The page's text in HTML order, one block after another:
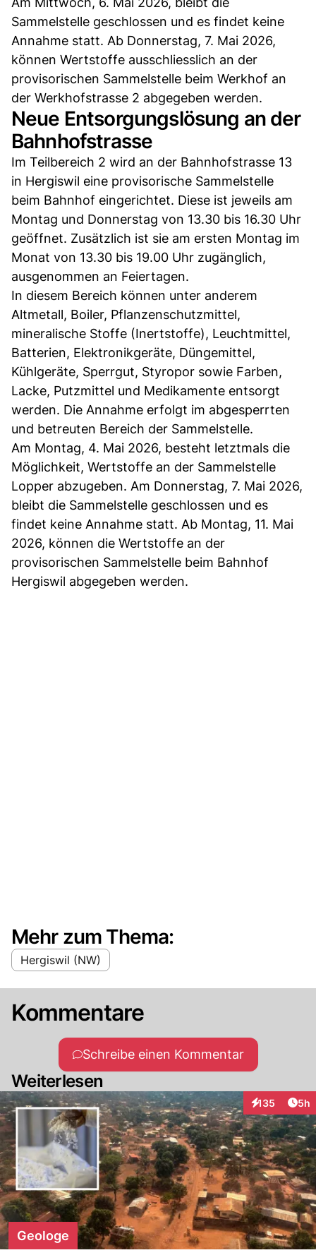
Sammelstelle geschlossen und es findet keine
Annahme statt. Ab Donnerstag, 7. Mai 2026,
können Wertstoffe ausschliesslich an der
provisorischen Sammelstelle beim Werkhof an
der Werkhofstrasse 2 abgegeben werden.
Neue Entsorgungslösung an der
Bahnhofstrasse
Im Teilbereich 2 wird an der Bahnhofstrasse 13
in Hergiswil eine provisorische Sammelstelle
beim Bahnhof eingerichtet. Diese ist jeweils am
Montag und Donnerstag von 13.30 bis 16.30 Uhr
geöffnet. Zusätzlich ist sie am ersten Montag im
Monat von 13.30 bis 19.00 Uhr zugänglich,
ausgenommen an Feiertagen.
In diesem Bereich können unter anderem
Altmetall, Boiler, Pflanzenschutzmittel,
mineralische Stoffe (Inertstoffe), Leuchtmittel,
Batterien, Elektronikgeräte, Düngemittel,
Kühlgeräte, Sperrgut, Styropor sowie Farben,
Lacke, Putzmittel und Medikamente entsorgt
werden. Die Annahme erfolgt im abgesperrten
und betreuten Bereich der Sammelstelle.
Am Montag, 4. Mai 2026, besteht letztmals die
Möglichkeit, Wertstoffe an der Sammelstelle
Lopper abzugeben. Am Donnerstag, 7. Mai 2026,
bleibt die Sammelstelle geschlossen und es
findet keine Annahme statt. Ab Montag, 11. Mai
2026, können die Wertstoffe an der
provisorischen Sammelstelle beim Bahnhof
Hergiswil abgegeben werden.
Mehr zum Thema:
Hergiswil (NW)
Kommentare
Schreibe einen Kommentar
Weiterlesen
135
Interaktionen
5h
Geologe